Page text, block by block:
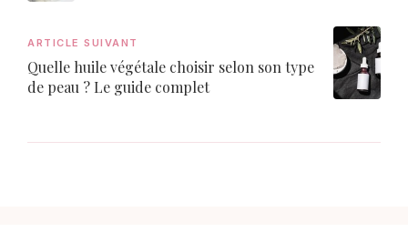
ARTICLE SUIVANT
Quelle huile végétale choisir selon son type
de peau ? Le guide complet